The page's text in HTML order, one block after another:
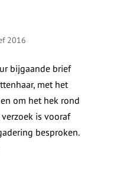
2016
bijgaande brief
met het
om het hek rond
is vooraf
besproken.